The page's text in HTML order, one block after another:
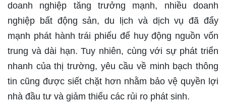
doanh nghiệp tăng trưởng mạnh, nhiều doanh
nghiệp bất động sản, du lịch và dịch vụ đã đẩy
mạnh phát hành trái phiếu để huy động nguồn vốn
trung và dài hạn. Tuy nhiên, cùng với sự phát triển
nhanh của thị trường, yêu cầu về minh bạch thông
tin cũng được siết chặt hơn nhằm bảo vệ quyền lợi
nhà đầu tư và giảm thiểu các rủi ro phát sinh.